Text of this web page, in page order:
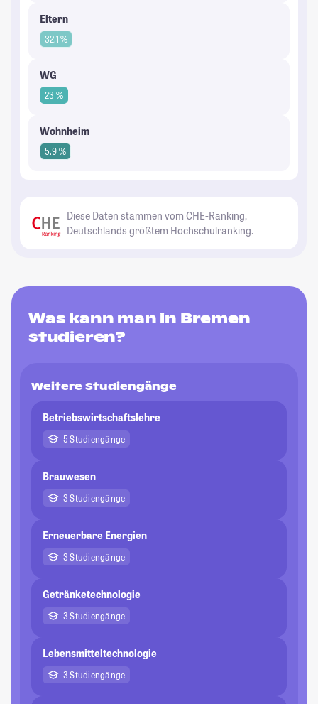
Eltern
32.1 %
WG
23 %
Wohnheim
5.9 %
Diese Daten stammen vom CHE-Ranking,
Deutschlands größtem Hochschulranking.
Was kann man in Bremen
studieren?
Weitere Studiengänge
Betriebswirtschaftslehre
5 Studiengänge
Brauwesen
3 Studiengänge
Erneuerbare Energien
3 Studiengänge
Getränketechnologie
3 Studiengänge
Lebensmitteltechnologie
3 Studiengänge